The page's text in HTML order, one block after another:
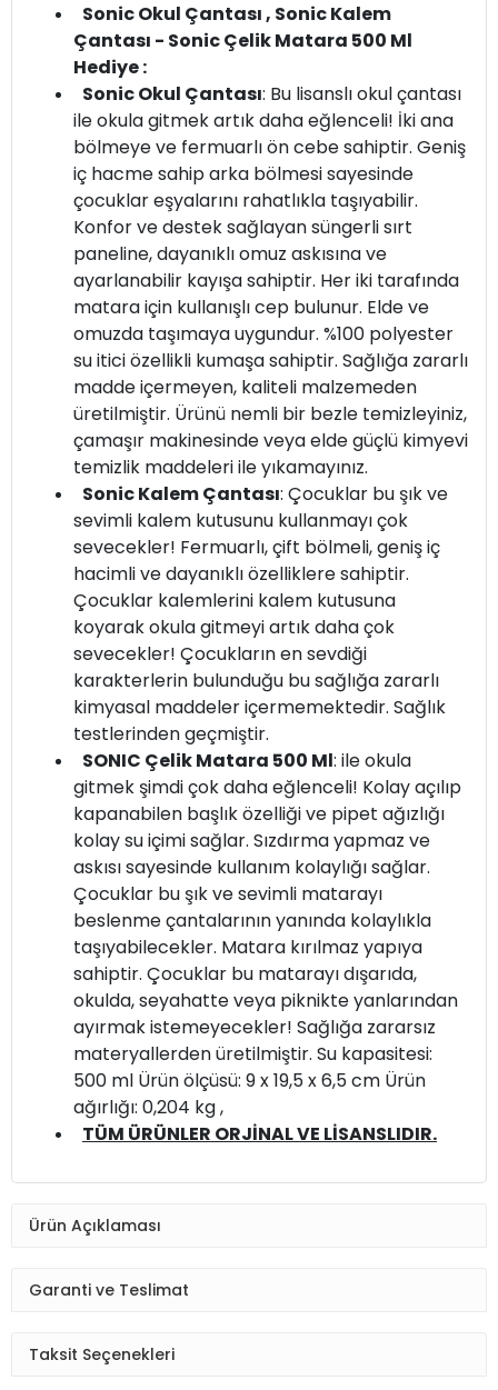
Sonic Okul Çantası , Sonic Kalem
Çantası - Sonic Çelik Matara 500 Ml
Hediye :
Sonic Okul Çantası: Bu lisanslı okul çantası
ile okula gitmek artık daha eğlenceli! İki ana
bölmeye ve fermuarlı ön cebe sahiptir. Geniş
iç hacme sahip arka bölmesi sayesinde
çocuklar eşyalarını rahatlıkla taşıyabilir.
Konfor ve destek sağlayan süngerli sırt
paneline, dayanıklı omuz askısına ve
ayarlanabilir kayışa sahiptir. Her iki tarafında
matara için kullanışlı cep bulunur. Elde ve
omuzda taşımaya uygundur. %100 polyester
su itici özellikli kumaşa sahiptir. Sağlığa zararlı
madde içermeyen, kaliteli malzemeden
üretilmiştir. Ürünü nemli bir bezle temizleyiniz,
çamaşır makinesinde veya elde güçlü kimyevi
temizlik maddeleri ile yıkamayınız.
Sonic Kalem Çantası: Çocuklar bu şık ve
sevimli kalem kutusunu kullanmayı çok
sevecekler! Fermuarlı, çift bölmeli, geniş iç
hacimli ve dayanıklı özelliklere sahiptir.
Çocuklar kalemlerini kalem kutusuna
koyarak okula gitmeyi artık daha çok
sevecekler! Çocukların en sevdiği
karakterlerin bulunduğu bu sağlığa zararlı
kimyasal maddeler içermemektedir. Sağlık
testlerinden geçmiştir.
SONIC Çelik Matara 500 Ml: ile okula
gitmek şimdi çok daha eğlenceli! Kolay açılıp
kapanabilen başlık özelliği ve pipet ağızlığı
kolay su içimi sağlar. Sızdırma yapmaz ve
askısı sayesinde kullanım kolaylığı sağlar.
Çocuklar bu şık ve sevimli matarayı
beslenme çantalarının yanında kolaylıkla
taşıyabilecekler. Matara kırılmaz yapıya
sahiptir. Çocuklar bu matarayı dışarıda,
okulda, seyahatte veya piknikte yanlarından
ayırmak istemeyecekler! Sağlığa zararsız
materyallerden üretilmiştir. Su kapasitesi:
500 ml Ürün ölçüsü: 9 x 19,5 x 6,5 cm Ürün
ağırlığı: 0,204 kg ,
TÜM ÜRÜNLER ORJİNAL VE LİSANSLIDIR.
Ürün Açıklaması
Garanti ve Teslimat
Taksit Seçenekleri